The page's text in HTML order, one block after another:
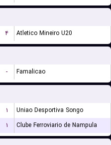
۴ Atletico Mineiro U20
- Famalicao
۱
Uniao Desportiva Songo
۱ Clube Ferroviario de Nampula